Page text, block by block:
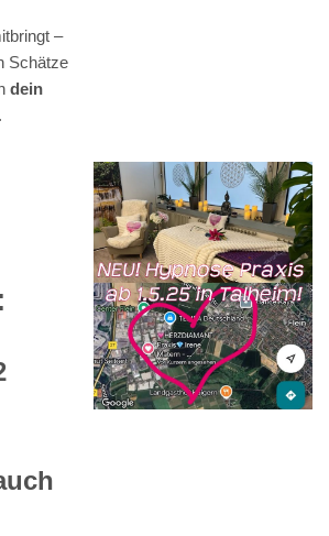
–
Schätze
dein
.